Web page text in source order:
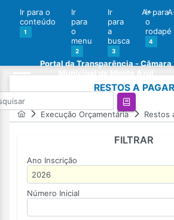
Ir para o
conteúdo
1
Ir
para
o
menu
2
Ir
para
a
busca
3
Ir para
o
rodapé
4
A+
Portal da Transparência - Câmara
RESTOS A PAGAR
Execução Orçamentária Restos
FILTRAR
Ano Inscrição
Número Inicial